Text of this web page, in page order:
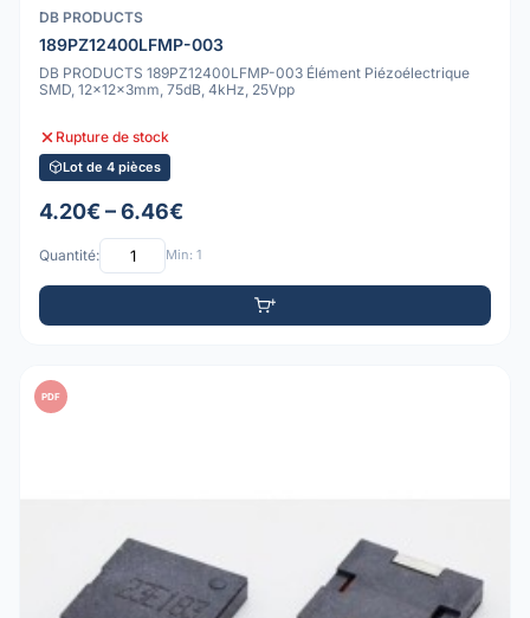
DB PRODUCTS
189PZ12400LFMP-003
DB PRODUCTS 189PZ12400LFMP-003 Élément Piézoélectrique
SMD, 12x12x3mm, 75dB, 4kHz, 25Vpp
Rupture de stock
Lot de 4 pièces
4.20€ – 6.46€
Quantité: Min: 1
PDF